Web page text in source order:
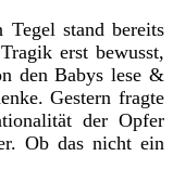
stand bereits
erst bewusst,
den Babys lese &
Gestern fragte
der Opfer
Ob das nicht ein